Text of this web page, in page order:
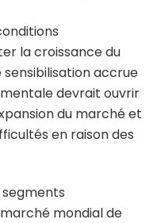
la croissance du
accrue
devrait ouvrir
du marché et
en raison des
segments
mondial de